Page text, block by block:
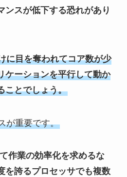
ンスが低下する恐れがあり
に目を奪われてコア数が少
ケーションを平行して動か
ことでしょう。
が重要です。
作業の効率化を求めるな
を誇るプロセッサでも複数